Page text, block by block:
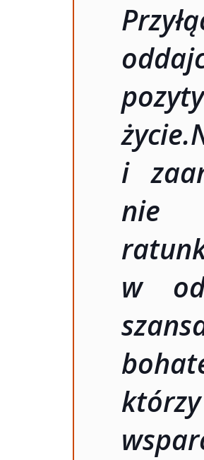
i
nie
w